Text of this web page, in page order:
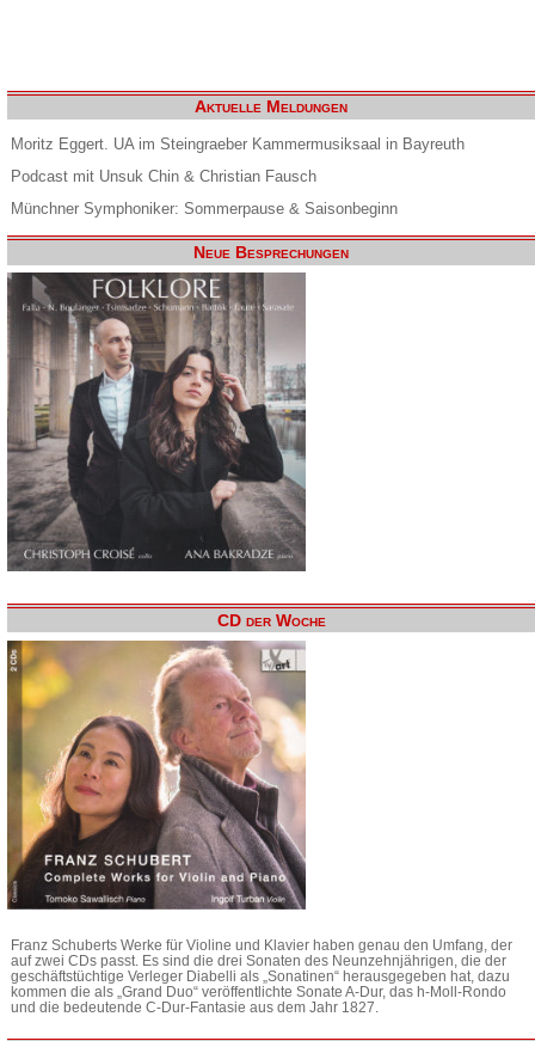
Aktuelle Meldungen
Moritz Eggert. UA im Steingraeber Kammermusiksaal in Bayreuth
Podcast mit Unsuk Chin & Christian Fausch
Münchner Symphoniker: Sommerpause & Saisonbeginn
Neue Besprechungen
CD der Woche
Franz Schuberts Werke für Violine und Klavier haben genau den Umfang, der
auf zwei CDs passt. Es sind die drei Sonaten des Neunzehnjährigen, die der
geschäftstüchtige Verleger Diabelli als „Sonatinen“ herausgegeben hat, dazu
kommen die als „Grand Duo“ veröffentlichte Sonate A-Dur, das h-Moll-Rondo
und die bedeutende C-Dur-Fantasie aus dem Jahr 1827.